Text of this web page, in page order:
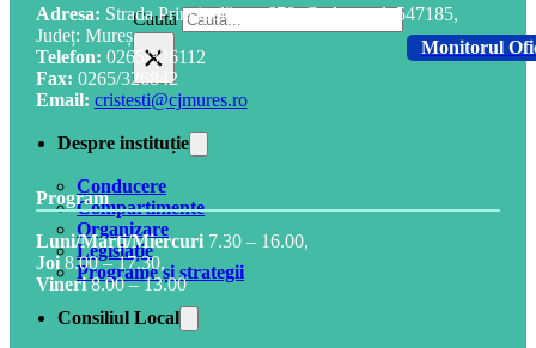
Caută
×
Despre instituție
Conducere
Compartimente
Organizare
Legislație
Programe și strategii
Consiliul Local
Monitorul
Adresa: Strada Principală, nr. 678, Cod postal: 547185,
Județ: Mureș
Telefon: 0265/326112
Fax: 0265/326842
Email: cristesti@cjmures.ro
Program
Luni/Marți/Miercuri7.30 – 16.00,
Joi8.00 – 17.30,
Vineri8.00 – 13.00